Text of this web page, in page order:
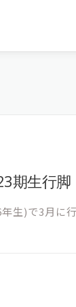
期生行脚
生)で3月に